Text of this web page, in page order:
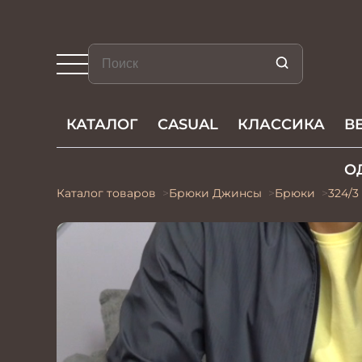
КАТАЛОГ CASUAL КЛАССИКА
Каталог товаров Брюки Джинсы Брюки 324/